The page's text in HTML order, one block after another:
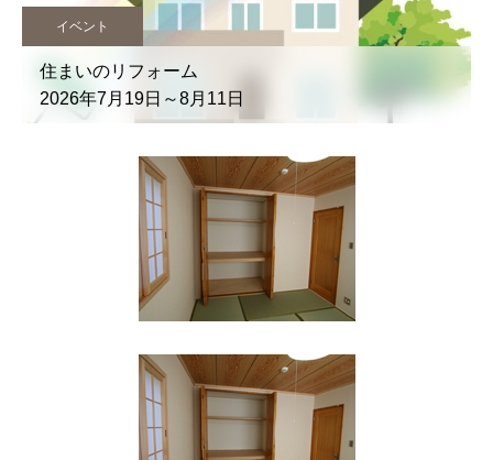
イベント
住まいのリフォーム
2026年7月19日～8月11日